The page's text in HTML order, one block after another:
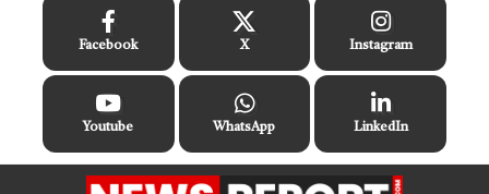
Facebook X Instagram
Youtube WhatsApp LinkedIn